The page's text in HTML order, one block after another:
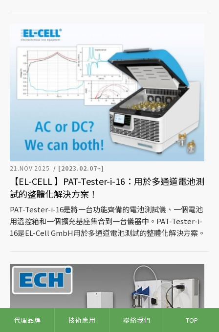
代理品牌 技術應用 聯絡我們 TOP
21.NOV.2025 / [2023.02.07~]
【EL-CELL 】PAT-Tester-i-16：用於多通道電池測
試的整體化解決方案！
PAT-Tester-i-16是將一台功能齊備的電池測試儀、一個電池
用溫控箱和一個擴充基座集合到一台儀器中。PAT-Tester-i-
16是EL-Cell GmbH用於多通道電池測試的整體化解決方案。